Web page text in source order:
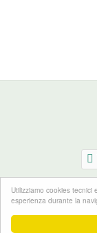
Utilizziamo cookies
esperienza durante la